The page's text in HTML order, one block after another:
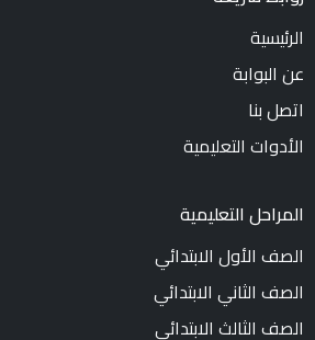
الرئيسية
عن البوابة
اتصل بنا
الأدوات التعليمية
المراحل التعليمية
الصف الأول الابتدائي
الصف الثاني الابتدائي
الصف الثالث الابتدائي